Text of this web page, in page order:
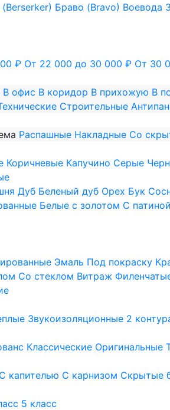
Браво (Bravo) Воевода
₽ От 22 000 до 30 000 ₽ От 30
В офис В коридор В прихожую В
Строительные
Распашные Накладные Со
Коричневые Капучино Серые
Дуб Беленый дуб Орех Бук
Белые с золотом С патиной
Эмаль Под покраску
Со стеклом Витраж
Звукоизоляционные 2
Классические Оригинальные
С капителью С карнизом Скрытые
5 класс